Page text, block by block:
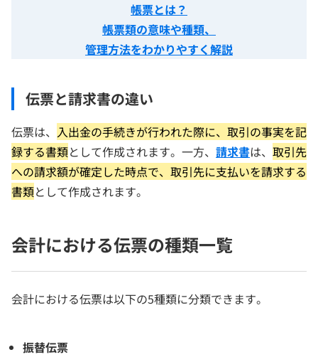
帳票とは？
帳票類の意味や種類、
管理方法をわかりやすく解説
伝票と請求書の違い
伝票は、 入出金の手続きが行われた際に、取引の事実を記
録する書類として作成されます。一方、 請求書は、 取引先
への請求額が確定した時点で、取引先に支払いを請求する
書類として作成されます。
会計における伝票の種類一覧
会計における伝票は以下の5種類に分類できます。
振替伝票